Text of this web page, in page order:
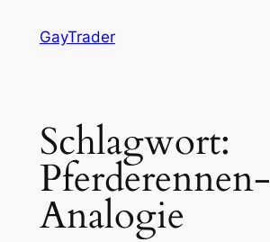
InhaltGayTrader
Schlagwort:
Pferderennen-
Analogie